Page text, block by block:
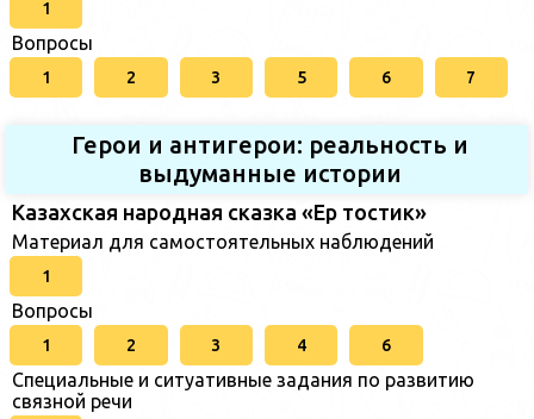
1
Вопросы
1 2 3 5 6 7
Герои и антигерои: реальность и
выдуманные истории
Казахская народная сказка «Ер тостик»
Материал для самостоятельных наблюдений
1
Вопросы
1 2 3 4 6
Специальные и ситуативные задания по развитию
связной речи